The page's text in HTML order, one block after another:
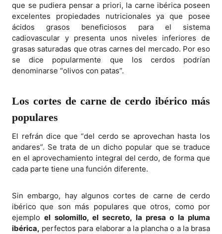
que se pudiera pensar a priori, la carne ibérica poseen
excelentes propiedades nutricionales ya que posee
ácidos grasos beneficiosos para el sistema
cadiovascular y presenta unos niveles inferiores de
grasas saturadas que otras carnes del mercado. Por eso
se dice popularmente que los cerdos podrían
denominarse “olivos con patas”.
Los cortes de carne de cerdo ibérico más
populares
El refrán dice que “del cerdo se aprovechan hasta los
andares”. Se trata de un dicho popular que se traduce
en el aprovechamiento integral del cerdo, de forma que
cada parte tiene una función diferente.
Sin embargo, hay algunos cortes de carne de cerdo
ibérico que son más populares que otros, como por
ejemploel solomillo, el secreto, la presa o la pluma
ibérica, perfectos para elaborar a la plancha o a la brasa